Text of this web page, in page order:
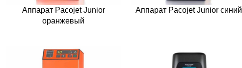
Аппарат Pacojet Junior
оранжевый
Аппарат Pacojet Junior синий